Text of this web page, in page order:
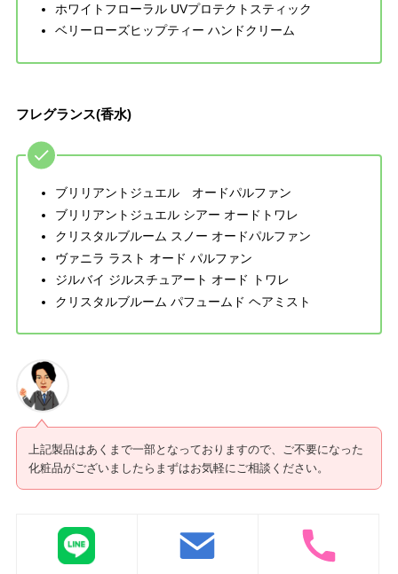
ホワイトフローラル UVプロテクトスティック
ベリーローズヒップティー ハンドクリーム
フレグランス(香水)
ブリリアントジュエル オードパルファン
ブリリアントジュエル シアー オードトワレ
クリスタルブルーム スノー オードパルファン
ヴァニラ ラスト オード パルファン
ジルバイ ジルスチュアート オード トワレ
クリスタルブルーム パフュームド ヘアミスト
上記製品はあくまで一部となっておりますので、ご不要になった
化粧品がございましたらまずはお気軽にご相談ください。